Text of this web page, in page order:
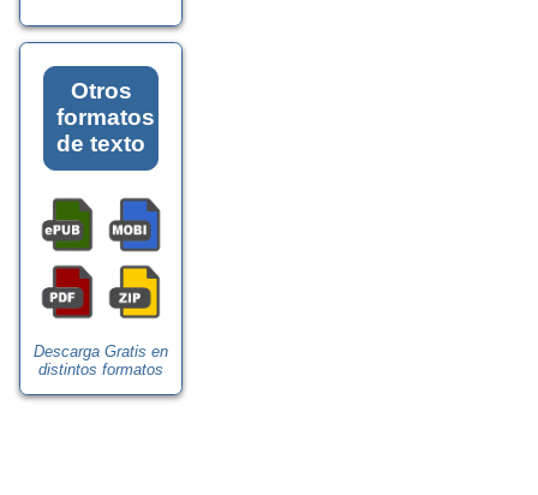
Otros
formatos
de texto
Descarga Gratis en
distintos formatos